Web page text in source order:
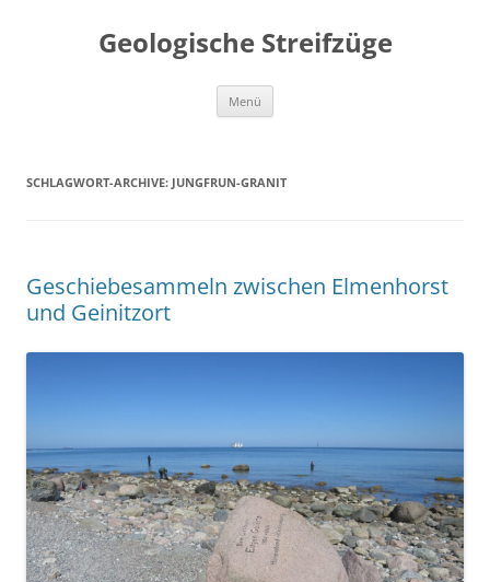
Geologische Streifzüge
Menü
SCHLAGWORT-ARCHIVE: JUNGFRUN-GRANIT
Geschiebesammeln zwischen Elmenhorst
und Geinitzort